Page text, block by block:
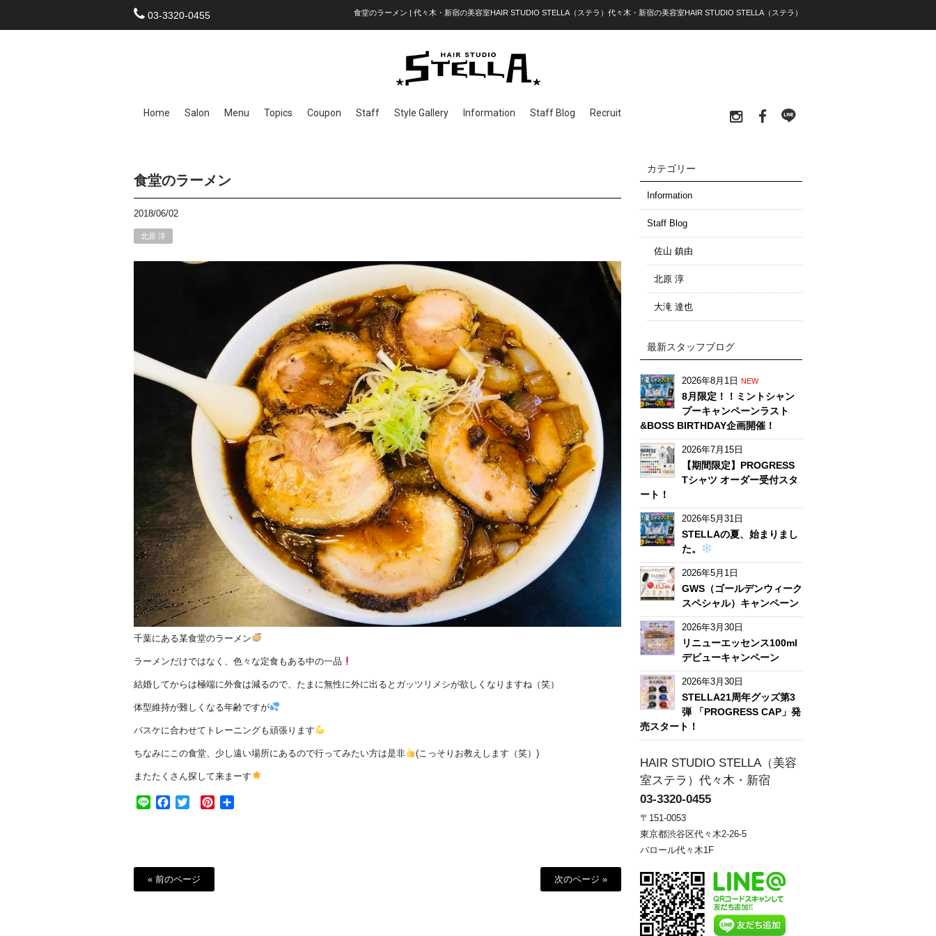
03-3320-0455 食堂のラーメン | 代々木・新宿の美容室HAIR STUDIO STELLA（ステラ）代々木・新宿の美容室HAIR STUDIO STELLA（ステラ）
Home Salon Menu Topics Coupon Staff Style Gallery Information Staff Blog Recruit
食堂のラーメン
2018/06/02
北原 淳
千葉にある某食堂のラーメン
ラーメンだけではなく、色々な定食もある中の一品
結婚してからは極端に外食は減るので、たまに無性に外に出るとガッツリメシが欲しくなりますね（笑）
体型維持が難しくなる年齢ですが
バスケに合わせてトレーニングも頑張ります
ちなみにこの食堂、少し遠い場所にあるので行ってみたい方は是非 (こっそりお教えします（笑）)
またたくさん探して来まーす
Line Facebook
Twitter Pinterest
« 前のページ 次のページ »
カテゴリー
Information
Staff Blog
佐山 鎮由
北原 淳
大滝 達也
最新スタッフブログ
2026年8月1日 NEW
8月限定！！ミントシャン
プーキャンペーンラスト
&BOSS BIRTHDAY企画開催！
2026年7月15日
【期間限定】PROGRESS
Tシャツ オーダー受付スタ
ート！
2026年5月31日
STELLAの夏、始まりまし
た。
2026年5月1日
GWS（ゴールデンウィーク
スペシャル）キャンペーン
2026年3月30日
リニューエッセンス100ml
デビューキャンペーン
2026年3月30日
STELLA21周年グッズ第3
弾 「PROGRESS CAP」発
売スタート！
HAIR STUDIO STELLA（美容
室ステラ）代々木・新宿
03-3320-0455
〒151-0053
東京都渋谷区代々木2-26-5
バロール代々木1F